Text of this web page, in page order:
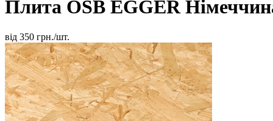
Плита OSB EGGER
від 350 грн./шт.